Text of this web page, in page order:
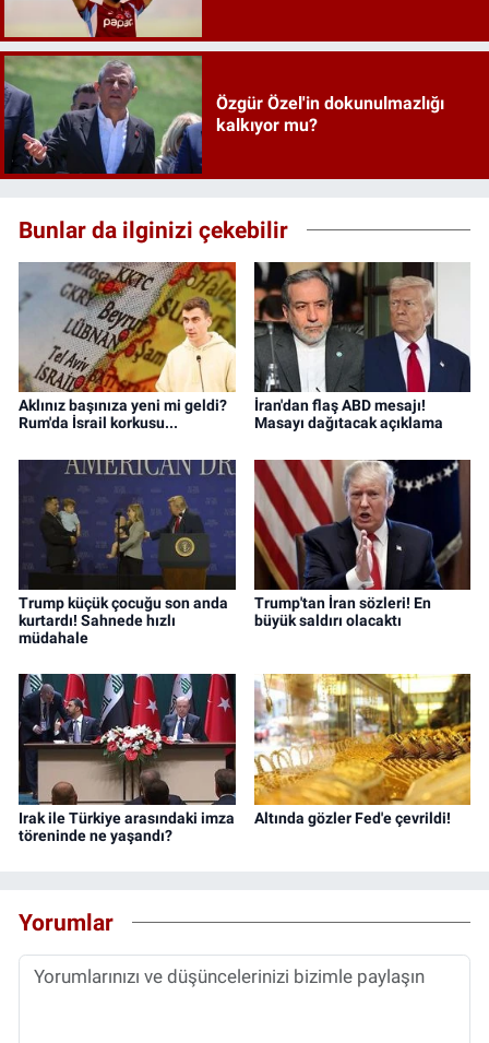
Özgür Özel'in dokunulmazlığı
kalkıyor mu?
Bunlar da ilginizi çekebilir
Aklınız başınıza yeni mi geldi?
Rum'da İsrail korkusu...
İran'dan flaş ABD mesajı!
Masayı dağıtacak açıklama
Trump küçük çocuğu son anda
kurtardı! Sahnede hızlı
müdahale
Trump'tan İran sözleri! En
büyük saldırı olacaktı
Irak ile Türkiye arasındaki imza
töreninde ne yaşandı?
Altında gözler Fed'e çevrildi!
Yorumlar